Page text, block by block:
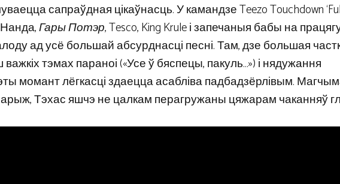
сапраўдная цікаўнасць. У камандзе Teezo Touchdown
Гары Потэр, Tesco, King Krule і запечаныя бабы на
ад усё большай абсурднасці песні. Там, дзе большая
тэмах параноі («Усе ў бяспецы, пакуль…») і нядужання
момант лёгкасці здаецца асабліва падбадзёрлівым.
Тэхас яшчэ не цалкам перагружаны цяжарам чаканняў